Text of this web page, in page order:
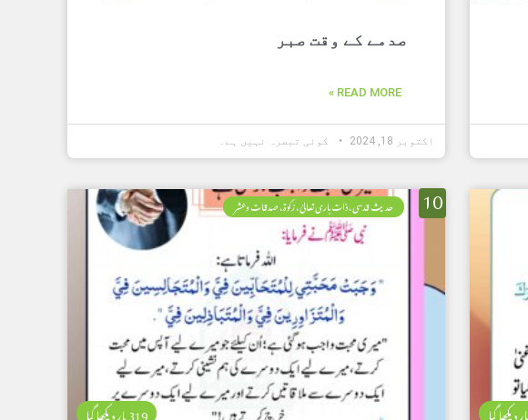
صدمے کے وقت صبر
READ MORE »
اکتوبر 18, 2024 کوئی تبصرہ نہیں ہے۔
10 حدیث قدسی، ذات باری تعالیٰ، زکوۃ، صدقات وعشر
319 بار دیکھا گیا